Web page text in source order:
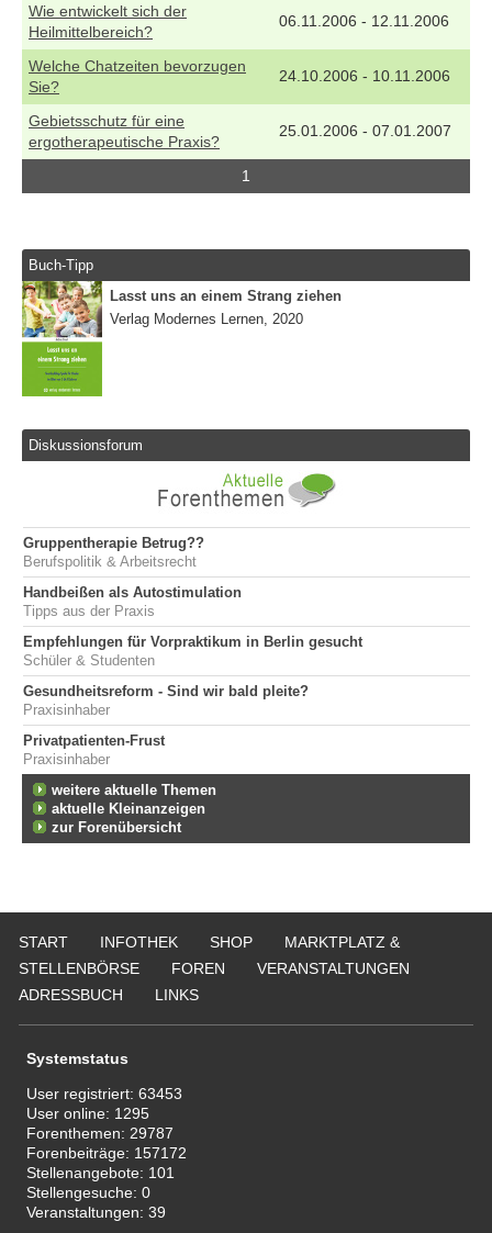
Wie entwickelt sich der
Heilmittelbereich?
06.11.2006 - 12.11.2006
Welche Chatzeiten bevorzugen
Sie?
24.10.2006 - 10.11.2006
Gebietsschutz für eine
ergotherapeutische Praxis?
25.01.2006 - 07.01.2007
1
Buch-Tipp
Lasst uns an einem Strang ziehen
Verlag Modernes Lernen, 2020
Diskussionsforum
Gruppentherapie Betrug??
Berufspolitik & Arbeitsrecht
Handbeißen als Autostimulation
Tipps aus der Praxis
Empfehlungen für Vorpraktikum in Berlin gesucht
Schüler & Studenten
Gesundheitsreform - Sind wir bald pleite?
Praxisinhaber
Privatpatienten-Frust
Praxisinhaber
weitere aktuelle Themen
aktuelle Kleinanzeigen
zur Forenübersicht
START INFOTHEK SHOP
MARKTPLATZ &
STELLENBÖRSE
FOREN
VERANSTALTUNGEN
ADRESSBUCH
LINKS
Systemstatus
User registriert:63453
User online: 1295
Forenthemen: 29787
Forenbeiträge: 157172
Stellenangebote: 101
Stellengesuche:0
Veranstaltungen:39